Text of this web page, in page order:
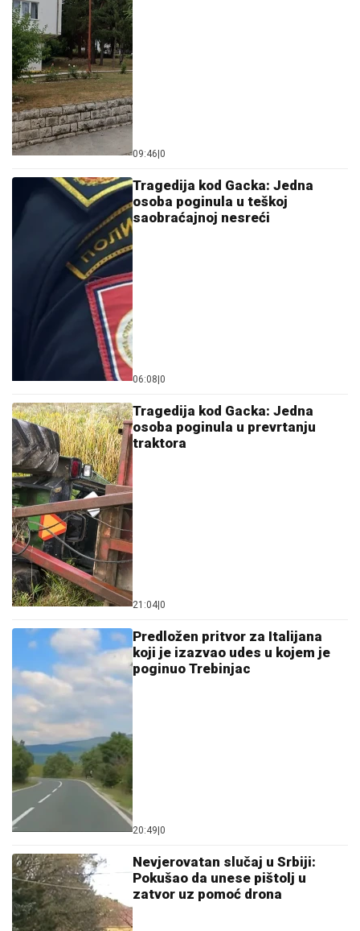
09:46 0
Tragedija kod Gacka: Jedna
osoba poginula u teškoj
saobraćajnoj nesreći
06:08 0
Tragedija kod Gacka: Jedna
osoba poginula u prevrtanju
traktora
21:04 0
Predložen pritvor za Italijana
koji je izazvao udes u kojem je
poginuo Trebinjac
20:49 0
Nevjerovatan slučaj u Srbiji:
Pokušao da unese pištolj u
zatvor uz pomoć drona